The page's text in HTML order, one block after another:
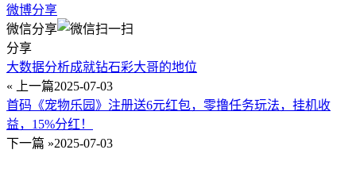
微博分享
微信分享
分享
大数据分析成就钻石彩大哥的地位
« 上一篇2025-07-03
首码《宠物乐园》注册送6元红包，零撸任务玩法，挂机收
益，15%分红！
下一篇 »2025-07-03